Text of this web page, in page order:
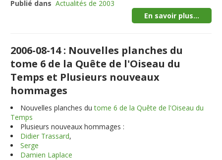
Publié dans Actualités de 2003
En savoir plus...
2006-08-14 : Nouvelles planches du
tome 6 de la Quête de l'Oiseau du
Temps et Plusieurs nouveaux
hommages
Nouvelles planches dutome 6 de la Quête de l'Oiseau du
Temps
Plusieurs nouveaux hommages :
Didier Trassard,
Serge
Damien Laplace